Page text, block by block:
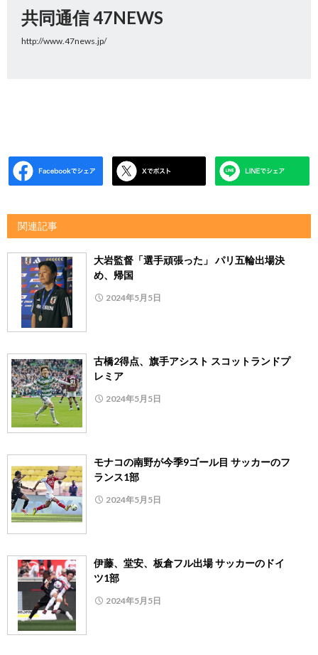
共同通信 47NEWS
http://www.47news.jp/
関連記事
大岩監督「選手頑張った」 パリ五輪出場決
め、帰国
2024年5月5日
古橋2得点、旗手アシスト スコットランドプ
レミア
2024年5月5日
モナコの南野が今季9ゴール目 サッカーのフ
ランス1部
2024年5月5日
伊藤、堂安、板倉フル出場 サッカーのドイ
ツ1部
2024年5月5日